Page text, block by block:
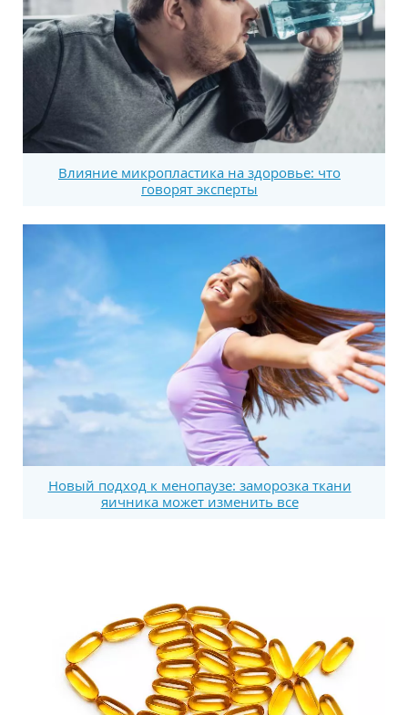
Влияние микропластика на здоровье: что
говорят эксперты
Новый подход к менопаузе: заморозка ткани
яичника может изменить все